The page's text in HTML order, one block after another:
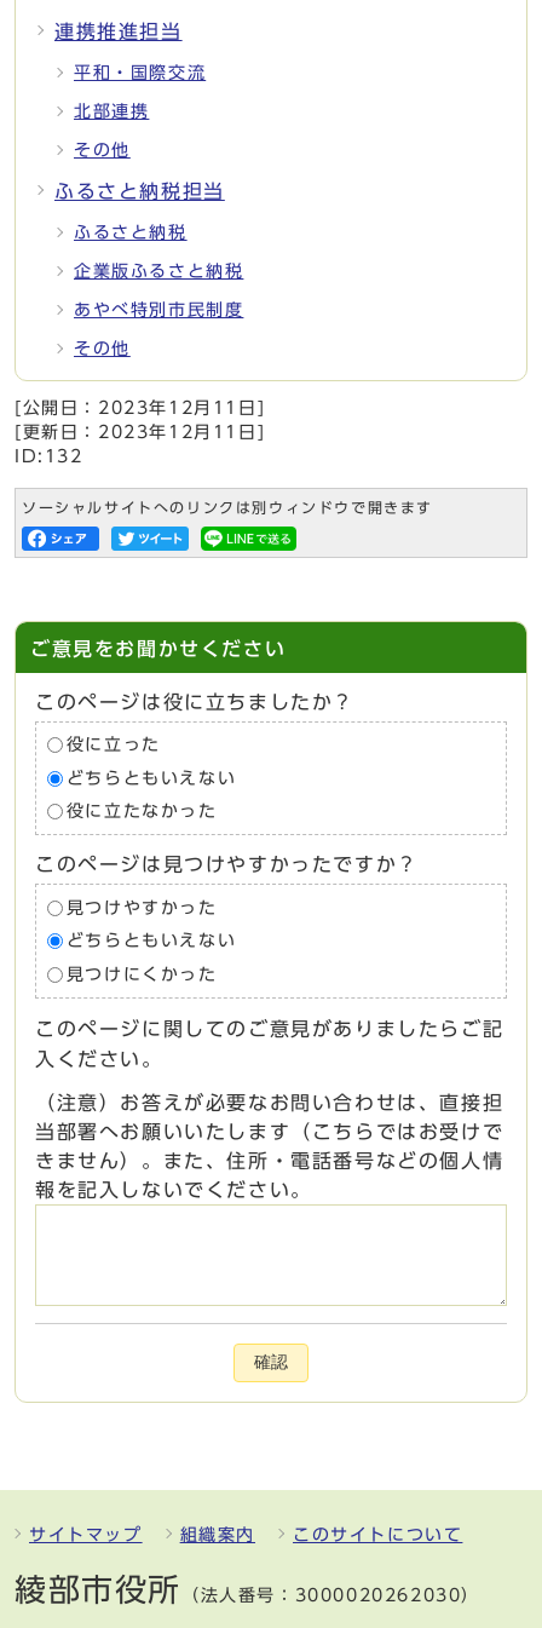
連携推進担当
平和・国際交流
北部連携
その他
ふるさと納税担当
ふるさと納税
企業版ふるさと納税
あやべ特別市民制度
その他
[公開日： 2023年12月11日
[更新日： 2023年12月11日
ID:132
ソーシャルサイトへのリンクは別ウィンドウで開きます
ご意見をお聞かせください
このページは役に立ちましたか？
役に立った
どちらともいえない
役に立たなかった
このページは見つけやすかったですか？
見つけやすかった
どちらともいえない
見つけにくかった
このページに関してのご意見がありましたらご記
入ください。
（注意）お答えが必要なお問い合わせは、直接担
当部署へお願いいたします（こちらではお受けで
きません）。また、住所・電話番号などの個人情
報を記入しないでください。
確認
サイトマップ 組織案内 このサイトについて
綾部市役所 （法人番号：3000020262030）